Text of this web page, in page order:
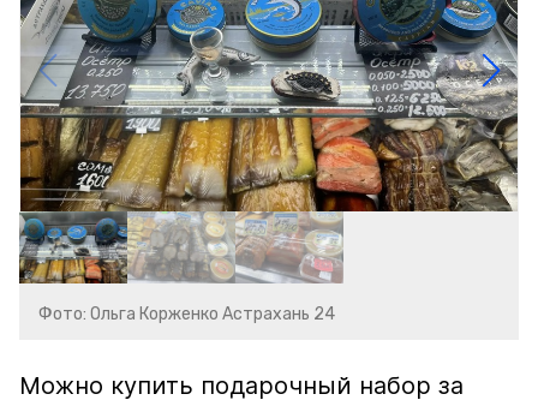
Фото: Ольга Корженко Астрахань 24
Можно купить подарочный набор за